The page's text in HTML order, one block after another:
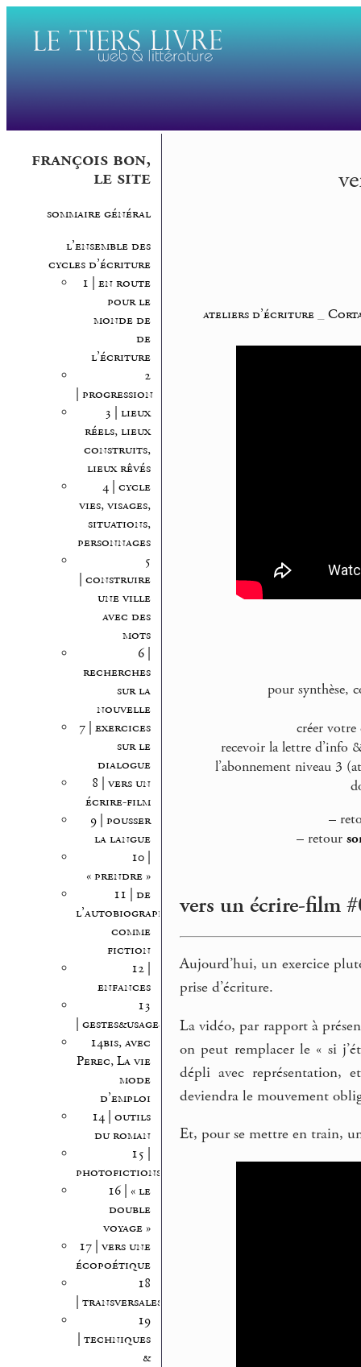
françois bon,
le site
sommaire général
l’ensemble des
cycles d’écriture
1 | en route
pour le
monde de
de
l’écriture
2
| progression
3 | lieux
réels, lieux
construits,
lieux rêvés
4 | cycle
vies, visages,
situations,
personnages
5
| construire
une ville
avec des
mots
6 |
recherches
sur la
nouvelle
7 | exercices
sur le
dialogue
8 | vers un
écrire-film
9 | pousser
la langue
10 |
« prendre »
11 | de
l’autobiographie
comme
fiction
12 |
enfances
13
| gestes&usages
14bis, avec
Perec, La vie
mode
d’emploi
14 | outils
du roman
15 |
photofictions
16 | « le
double
voyage »
17 | vers une
écopoétique
18
| transversales
19
| techniques
&
ateliers d’écriture_
pour synthèse,
créer
recevoir la lettre d’info
l’abonnement niveau 3
–
–retour
vers un écrire-film
Aujourd’hui, un exercice
prise d’écriture.
La vidéo, par rapport à
on peut remplacer le « si
dépli avec représentation,
deviendra le mouvement
Et, pour se mettre en train,